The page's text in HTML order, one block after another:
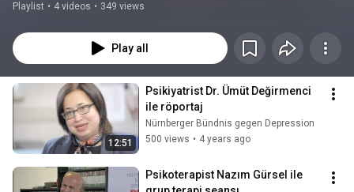
Playlist • 4 videos • 349 views
Play all
12:51
Psikiyatrist Dr. Ümüt Değirmenci
ile röportaj
Nürnberger Bündnis gegen Depression
500 views • 4 years ago
Psikoterapist Nazım Gürsel ile